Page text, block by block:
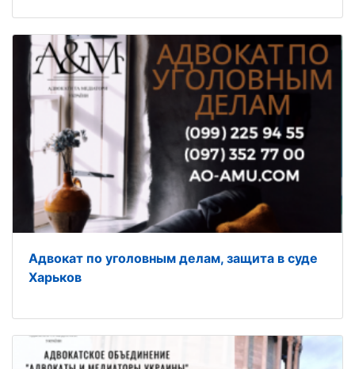
Адвокат по уголовным делам, защита в суде
Харьков